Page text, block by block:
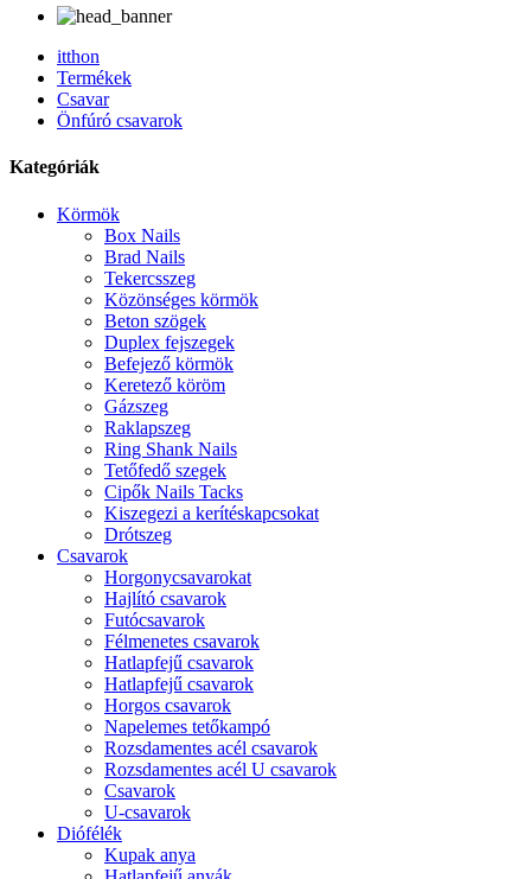
itthon
Termékek
Csavar
Önfúró csavarok
Kategóriák
Körmök
Box Nails
Brad Nails
Tekercsszeg
Közönséges körmök
Beton szögek
Duplex fejszegek
Befejező körmök
Keretező köröm
Gázszeg
Raklapszeg
Ring Shank Nails
Tetőfedő szegek
Cipők Nails Tacks
Kiszegezi a kerítéskapcsokat
Drótszeg
Csavarok
Horgonycsavarokat
Hajlító csavarok
Futócsavarok
Félmenetes csavarok
Hatlapfejű csavarok
Hatlapfejű csavarok
Horgos csavarok
Napelemes tetőkampó
Rozsdamentes acél csavarok
Rozsdamentes acél U csavarok
Csavarok
U-csavarok
Diófélék
Kupak anya